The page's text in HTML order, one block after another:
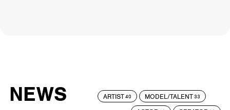
NEWS
ARTIST40 MODEL/TALENT33